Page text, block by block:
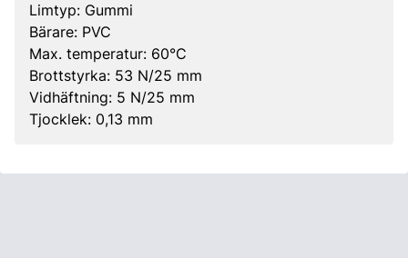
Limtyp: Gummi
Bärare: PVC
Max. temperatur: 60°C
Brottstyrka: 53 N/25 mm
Vidhäftning: 5 N/25 mm
Tjocklek: 0,13 mm